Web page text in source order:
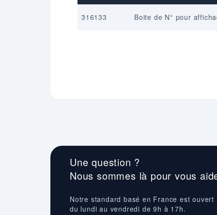
316133 Boite de N° pour
Une question ?
Nous sommes là pour vous
Notre standard basé en France est ouvert
du lundi au vendredi de 9h à 17h.